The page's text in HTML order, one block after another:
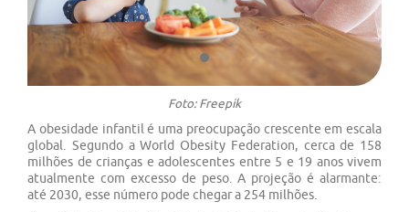
Foto: Freepik
A obesidade infantil é uma preocupação crescente em escala
global. Segundo a World Obesity Federation, cerca de 158
milhões de crianças e adolescentes entre 5 e 19 anos vivem
atualmente com excesso de peso. A projeção é alarmante:
até 2030, esse número pode chegar a 254 milhões.